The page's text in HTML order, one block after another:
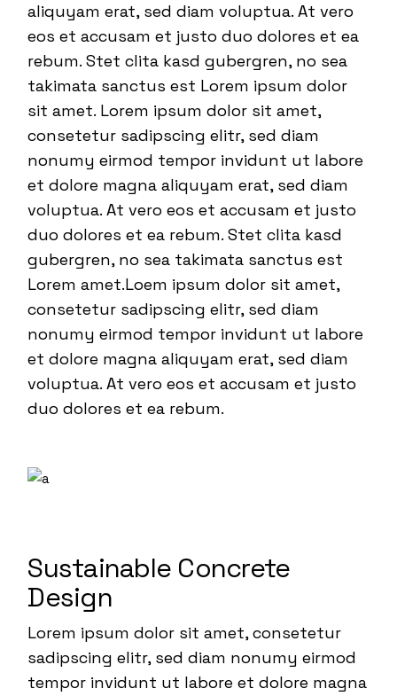
aliquyam erat, sed diam voluptua. At vero
eos et accusam et justo duo dolores et ea
rebum. Stet clita kasd gubergren, no sea
takimata sanctus est Lorem ipsum dolor
sit amet. Lorem ipsum dolor sit amet,
consetetur sadipscing elitr, sed diam
nonumy eirmod tempor invidunt ut labore
et dolore magna aliquyam erat, sed diam
voluptua. At vero eos et accusam et justo
duo dolores et ea rebum. Stet clita kasd
gubergren, no sea takimata sanctus est
Lorem amet.Loem ipsum dolor sit amet,
consetetur sadipscing elitr, sed diam
nonumy eirmod tempor invidunt ut labore
et dolore magna aliquyam erat, sed diam
voluptua. At vero eos et accusam et justo
duo dolores et ea rebum.
Sustainable Concrete
Design
Lorem ipsum dolor sit amet, consetetur
sadipscing elitr, sed diam nonumy eirmod
tempor invidunt ut labore et dolore magna